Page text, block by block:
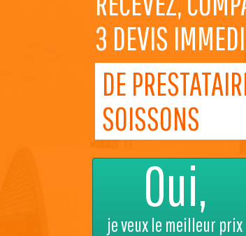
3 DEVIS
DE
SOISSONS
Oui,
je veux le meilleur prix